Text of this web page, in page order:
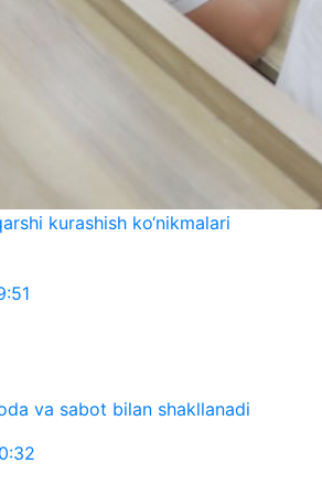
kurashish ko‘nikmalari
va sabot bilan shakllanadi